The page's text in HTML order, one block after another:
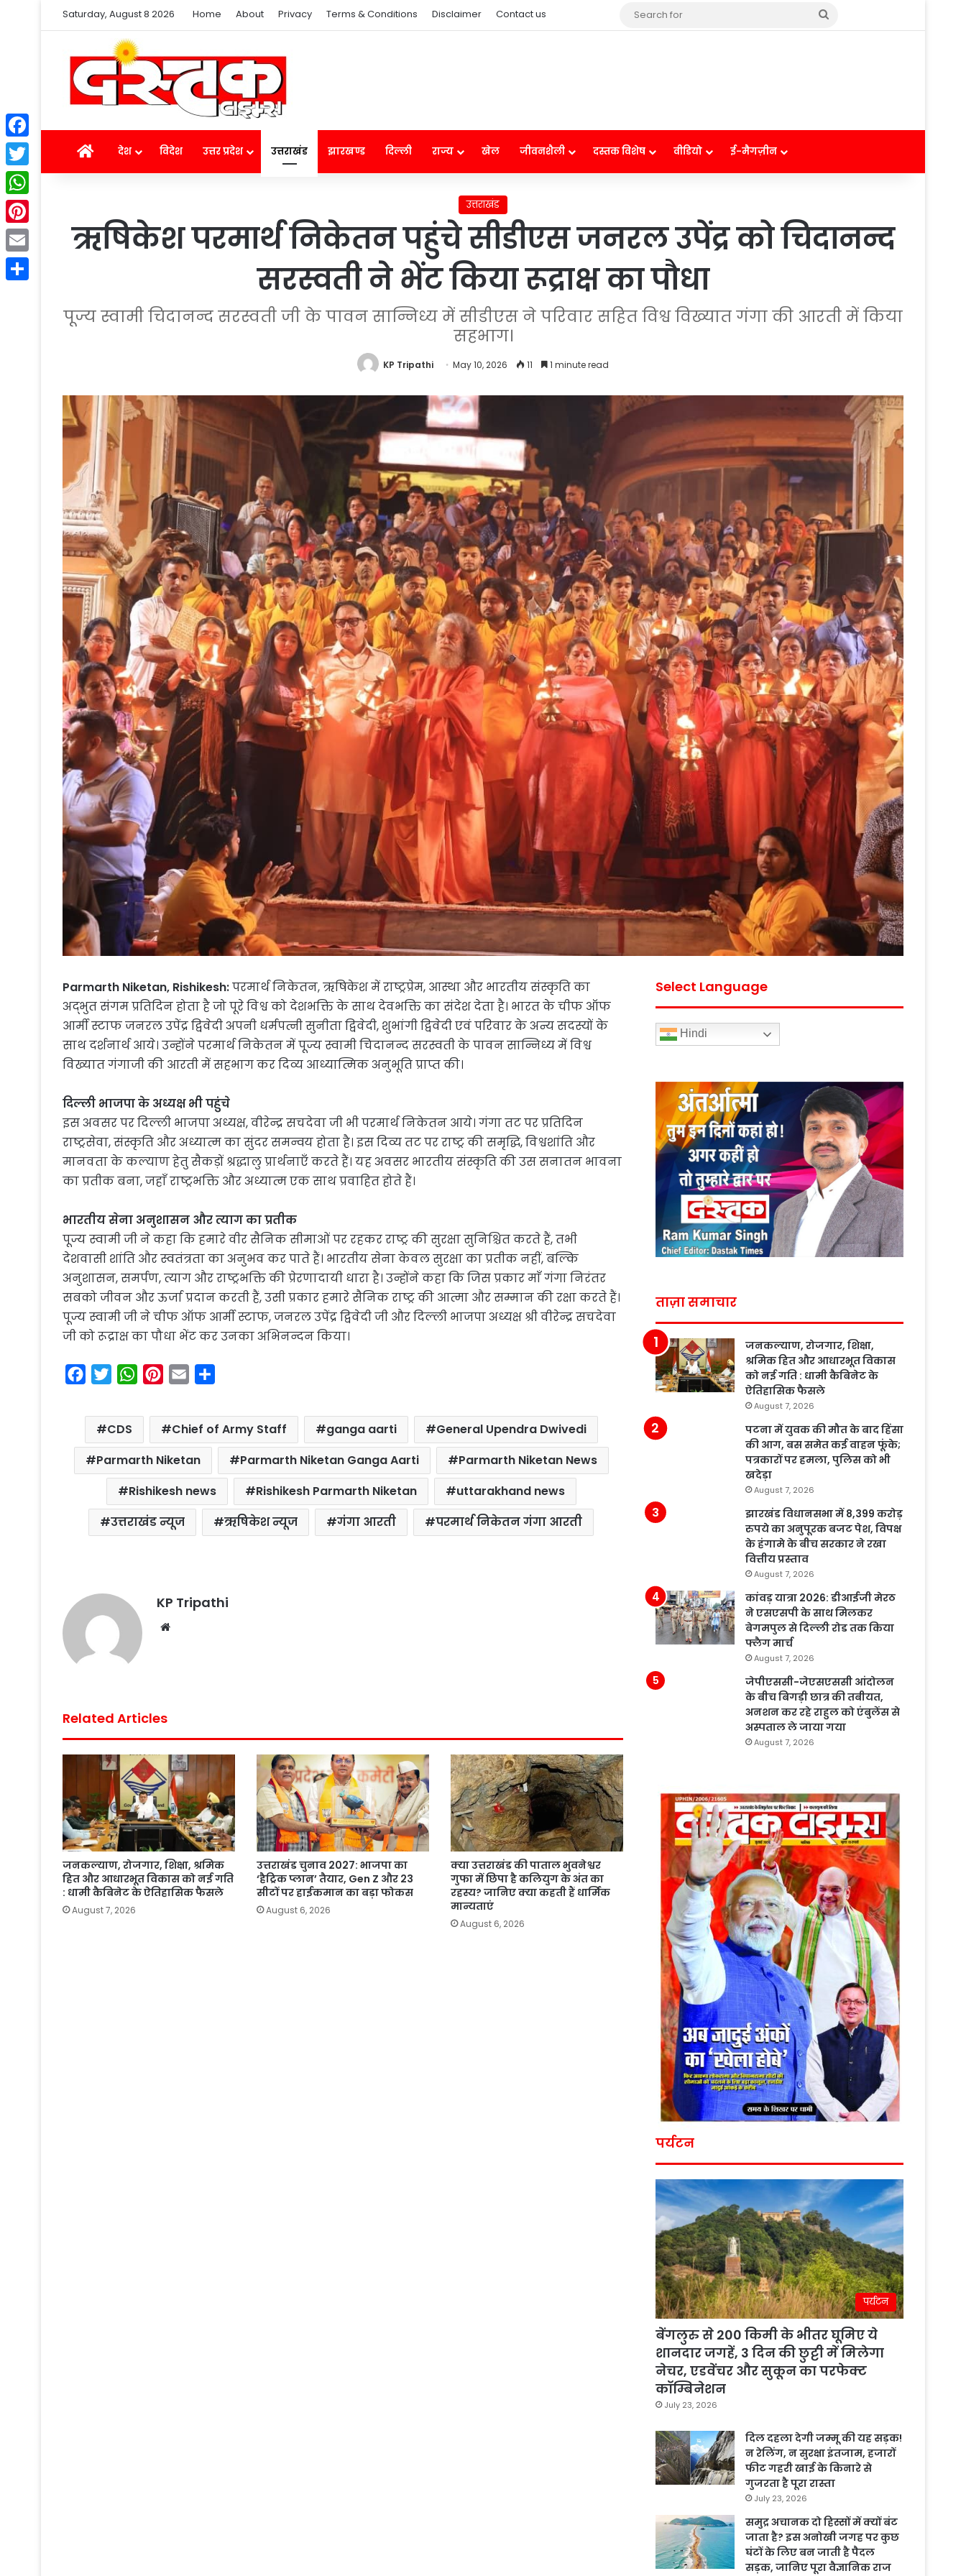
Saturday, August 8 2026 Home About Privacy Terms & Conditions Disclaimer Contact us
Search
Homeदेश विदेश उत्तर प्रदेश उत्तराखंड झारखण्ड दिल्ली राज्य खेल जीवनशैली दस्तक विशेष वीडियो ई-मैगज़ीन
उत्तराखंड
​​ऋषिकेश परमार्थ निकेतन पहुंचे सीडीएस जनरल उपेंद्र को चिदानन्द
सरस्वती ने भेंट किया रूद्राक्ष का पौधा
पूज्य स्वामी चिदानन्द सरस्वती जी के पावन सान्निध्य में सीडीएस ने परिवार सहित विश्व विख्यात गंगा की आरती में किया
सहभाग।
KP Tripathi May 10, 2026 11 1 minute read
Parmarth Niketan, Rishikesh:परमार्थ निकेतन, ऋषिकेश में राष्ट्रप्रेम, आस्था और भारतीय संस्कृति का
अद्भुत संगम प्रतिदिन होता है जो पूरे विश्व को देशभक्ति के साथ देवभक्ति का संदेश देता है। भारत के चीफ ऑफ
आर्मी स्टाफ जनरल उपेंद्र द्विवेदी अपनी धर्मपत्नी सुनीता द्विवेदी, शुभांगी द्विवेदी एवं परिवार के अन्य सदस्यों के
साथ दर्शनार्थ आये। उन्होंने परमार्थ निकेतन में पूज्य स्वामी चिदानन्द सरस्वती के पावन सान्निध्य में विश्व
विख्यात गंगाजी की आरती में सहभाग कर दिव्य आध्यात्मिक अनुभूति प्राप्त की।
दिल्ली भाजपा के अध्यक्ष भी पहुंचे
इस अवसर पर दिल्ली भाजपा अध्यक्ष, वीरेन्द्र सचदेवा जी भी परमार्थ निकेतन आये। गंगा तट पर प्रतिदिन
राष्ट्रसेवा, संस्कृति और अध्यात्म का सुंदर समन्वय होता है। इस दिव्य तट पर राष्ट्र की समृद्धि, विश्वशांति और
मानवता के कल्याण हेतु सैकड़ों श्रद्धालु प्रार्थनाएँ करते हैं। यह अवसर भारतीय संस्कृति की उस सनातन भावना
का प्रतीक बना, जहाँ राष्ट्रभक्ति और अध्यात्म एक साथ प्रवाहित होते हैं।
भारतीय सेना अनुशासन और त्याग का प्रतीक
पूज्य स्वामी जी ने कहा कि हमारे वीर सैनिक सीमाओं पर रहकर राष्ट्र की सुरक्षा सुनिश्चित करते हैं, तभी
देशवासी शांति और स्वतंत्रता का अनुभव कर पाते हैं। भारतीय सेना केवल सुरक्षा का प्रतीक नहीं, बल्कि
अनुशासन, समर्पण, त्याग और राष्ट्रभक्ति की प्रेरणादायी धारा है। उन्होंने कहा कि जिस प्रकार माँ गंगा निरंतर
सबको जीवन और ऊर्जा प्रदान करती हैं, उसी प्रकार हमारे सैनिक राष्ट्र की आत्मा और सम्मान की रक्षा करते हैं।
पूज्य स्वामी जी ने चीफ ऑफ आर्मी स्टाफ, जनरल उपेंद्र द्विवेदी जी और दिल्ली भाजपा अध्यक्ष श्री वीरेन्द्र सचदेवा
जी को रूद्राक्ष का पौधा भेंट कर उनका अभिनन्दन किया।
c
b
o
k
i
t
t
e
W
a
s
A
p
p
n
t
e
r
e
s
t
a
i
l
a
r
CDS Chief of Army Staff ganga aarti
General Upendra Dwivedi
Parmarth Niketan
Parmarth Niketan Ganga Aarti
Parmarth Niketan News
Rishikesh news
Rishikesh Parmarth Niketan
uttarakhand news
उत्तराखंड न्यूज
ऋषिकेश न्यूज गंगा आरती परमार्थ निकेतन गंगा आरती
KP Tripathi
Related Articles
जनकल्याण, रोजगार, शिक्षा, श्रमिक
हित और आधारभूत विकास को नई गति
: धामी कैबिनेट के ऐतिहासिक फैसले
August 7, 2026
उत्तराखंड चुनाव 2027: भाजपा का
‘हैट्रिक प्लान’ तैयार, Gen Z और 23
सीटों पर हाईकमान का बड़ा फोकस
August 6, 2026
क्या उत्तराखंड की पाताल भुवनेश्वर
गुफा में छिपा है कलियुग के अंत का
रहस्य? जानिए क्या कहती हैं धार्मिक
मान्यताएं
August 6, 2026
Select Language
Hindi
ताज़ा समाचार
जनकल्याण, रोजगार, शिक्षा,
श्रमिक हित और आधारभूत विकास
को नई गति : धामी कैबिनेट के
ऐतिहासिक फैसले
August 7, 2026
पटना में युवक की मौत के बाद हिंसा
की आग, बस समेत कई वाहन फूंके;
पत्रकारों पर हमला, पुलिस को भी
खदेड़ा
August 7, 2026
झारखंड विधानसभा में 8,399 करोड़
रुपये का अनुपूरक बजट पेश, विपक्ष
के हंगामे के बीच सरकार ने रखा
वित्तीय प्रस्ताव
August 7, 2026
कांवड़ यात्रा 2026: डीआईजी मेरठ
ने एसएसपी के साथ मिलकर
बेगमपुल से दिल्ली रोड तक किया
फ्लैग मार्च
August 7, 2026
जेपीएससी-जेएसएससी आंदोलन
के बीच बिगड़ी छात्र की तबीयत,
अनशन कर रहे राहुल को एंबुलेंस से
अस्पताल ले जाया गया
August 7, 2026
पर्यटन
पर्यटन
बेंगलुरु से 200 किमी के भीतर घूमिए ये
शानदार जगहें, 3 दिन की छुट्टी में मिलेगा
नेचर, एडवेंचर और सुकून का परफेक्ट
कॉम्बिनेशन
July 23, 2026
दिल दहला देगी जम्मू की यह सड़क!
न रेलिंग, न सुरक्षा इंतजाम, हजारों
फीट गहरी खाई के किनारे से
गुजरता है पूरा रास्ता
July 23, 2026
समुद्र अचानक दो हिस्सों में क्यों बंट
जाता है? इस अनोखी जगह पर कुछ
घंटों के लिए बन जाती है पैदल
सड़क, जानिए पूरा वैज्ञानिक राज
Facebook
Twitter
WhatsApp
Pinterest
Email